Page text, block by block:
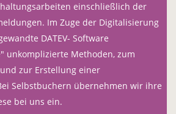
einschließlich der
Im Zuge der Digitalisierung
DATEV- Software
unkomplizierte Methoden, zum
zur Erstellung einer
Selbstbuchern übernehmen wir ihre
bei uns ein.